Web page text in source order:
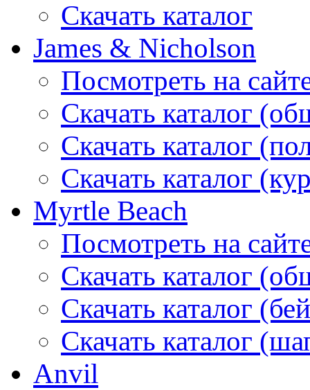
Скачать каталог
James & Nicholson
Посмотреть на
Скачать каталог
Скачать каталог
Скачать каталог
Myrtle Beach
Посмотреть на
Скачать каталог
Скачать каталог
Скачать каталог
Anvil